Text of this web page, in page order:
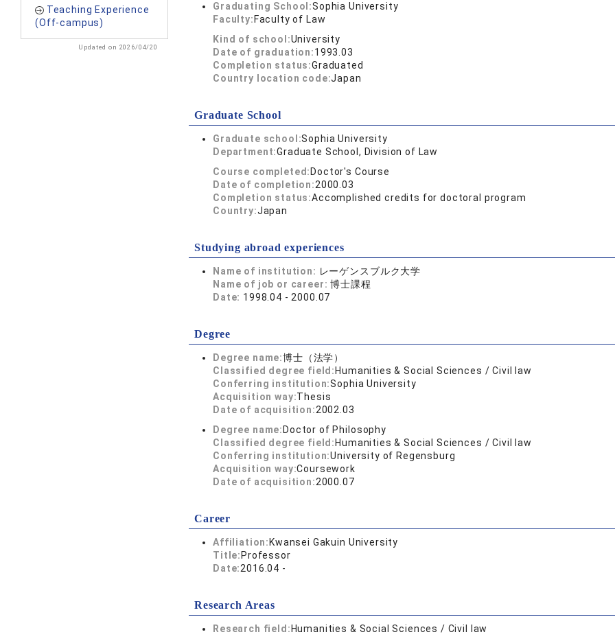
Teaching Experience
(Off-campus)
Updated on 2026/04/20
Graduating School:Sophia University
Faculty: Faculty of Law
Kind of school:University
Date of graduation:1993.03
Completion status:Graduated
Country location code:Japan
Graduate School
Graduate school:Sophia University
Department:Graduate School, Division of Law
Course completed: Doctor's Course
Date of completion:2000.03
Completion status:Accomplished credits for doctoral program
Country:Japan
Studying abroad experiences
Name of institution: レーゲンスブルク大学
Name of job or career:博士課程
Date: 1998.04 - 2000.07
Degree
Degree name:博士（法学）
Classified degree field: Humanities & Social Sciences / Civil law
Conferring institution:Sophia University
Acquisition way:Thesis
Date of acquisition:2002.03
Degree name: Doctor of Philosophy
Classified degree field: Humanities & Social Sciences / Civil law
Conferring institution:University of Regensburg
Acquisition way:Coursework
Date of acquisition:2000.07
Career
Affiliation: Kwansei Gakuin University
Title: Professor
Date:2016.04 -
Research Areas
Research field: Humanities & Social Sciences / Civil law